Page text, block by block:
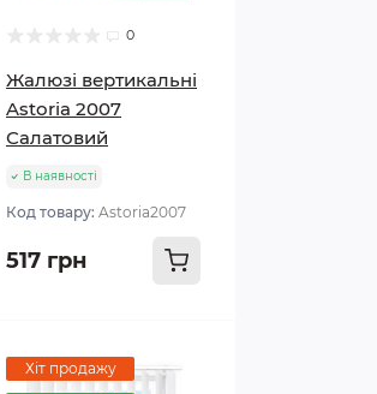
0
Жалюзі вертикальні
Astoria 2007
Салатовий
В наявності
Код товару: Astoria2007
517 грн
Хіт продажу